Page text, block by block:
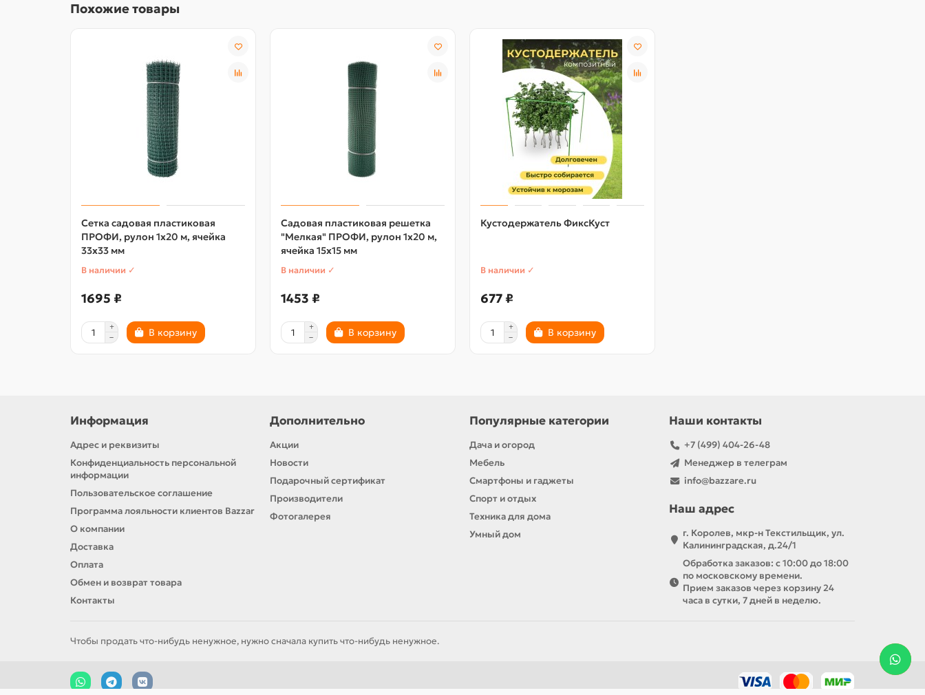
Похожие товары
Сетка садовая пластиковая
ПРОФИ, рулон 1х20 м, ячейка
33х33 мм
В наличии ✓
1695 ₽
В корзину
Садовая пластиковая решетка
"Мелкая" ПРОФИ, рулон 1х20 м,
ячейка 15х15 мм
В наличии ✓
1453 ₽
В корзину
Кустодержатель ФиксКуст
В наличии ✓
677 ₽
В корзину
Информация
Адрес и реквизиты
Конфиденциальность персональной
информации
Пользовательское соглашение
Программа лояльности клиентов Bazzar
О компании
Доставка
Оплата
Обмен и возврат товара
Контакты
Дополнительно
Акции
Новости
Подарочный сертификат
Производители
Фотогалерея
Популярные категории
Дача и огород
Мебель
Смартфоны и гаджеты
Спорт и отдых
Техника для дома
Умный дом
Наши контакты
+7 (499) 404-26-48
Менеджер в телеграм
info@bazzare.ru
Наш адрес
г. Королев, мкр-н Текстильщик, ул.
Калининградская, д.24/1
Обработка заказов: с 10:00 до 18:00
по московскому времени.
Прием заказов через корзину 24
часа в сутки, 7 дней в неделю.
Чтобы продать что-нибудь ненужное, нужно сначала купить что-нибудь ненужное.